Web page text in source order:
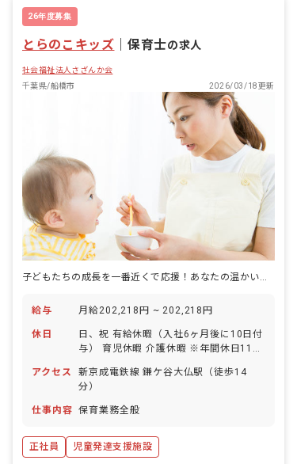
26年度募集
とらのこキッズ ｜保育士の求人
社会福祉法人さざんか会
千葉県/船橋市
2026/03/18更新
子どもたちの成長を一番近くで応援！あなたの温かい心が輝く場所がここにあります。
給与 月給202,218円 ~ 202,218円
休日
日、祝 有給休暇（入社6ヶ月後に10日付
与） 育児休暇 介護休暇 ※年間休日111
アクセス
新京成電鉄線 鎌ケ谷大仏駅（徒歩14
分）
仕事内容 保育業務全般
正社員 児童発達支援施設